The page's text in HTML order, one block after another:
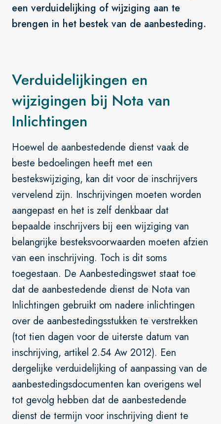
een verduidelijking of wijziging aan te
brengen in het bestek van de aanbesteding.
Verduidelijkingen en
wijzigingen bij Nota van
Inlichtingen
Hoewel de aanbestedende dienst vaak de
beste bedoelingen heeft met een
bestekswijziging, kan dit voor de inschrijvers
vervelend zijn. Inschrijvingen moeten worden
aangepast en het is zelf denkbaar dat
bepaalde inschrijvers bij een wijziging van
belangrijke besteksvoorwaarden moeten afzien
van een inschrijving. Toch is dit soms
toegestaan. De Aanbestedingswet staat toe
dat de aanbestedende dienst de Nota van
Inlichtingen gebruikt om nadere inlichtingen
over de aanbestedingsstukken te verstrekken
(tot tien dagen voor de uiterste datum van
inschrijving, artikel 2.54 Aw 2012). Een
dergelijke verduidelijking of aanpassing van de
aanbestedingsdocumenten kan overigens wel
tot gevolg hebben dat de aanbestedende
dienst de termijn voor inschrijving dient te